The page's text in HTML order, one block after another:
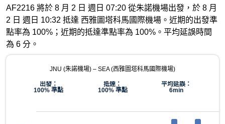
AF2216 將於 8 月 2 日 週日 07:20 從朱諾機場出發，於 8 月
2 日 週日 10:32 抵達 西雅圖塔科馬國際機場。近期的出發準
點率為 100%；近期的抵達準點率為 100%。平均延誤時間
為 6 分。
JNU (朱諾機場) – SEA (西雅圖塔科馬國際機場)
出發：
100% 準點
抵達：
100% 準點
平均延誤：
6min